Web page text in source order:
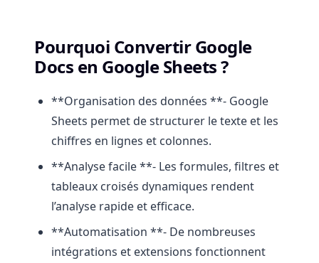
Pourquoi Convertir Google
Docs en Google Sheets ?
**Organisation des données **- Google
Sheets permet de structurer le texte et les
chiffres en lignes et colonnes.
**Analyse facile **- Les formules, filtres et
tableaux croisés dynamiques rendent
l’analyse rapide et efficace.
**Automatisation **- De nombreuses
intégrations et extensions fonctionnent